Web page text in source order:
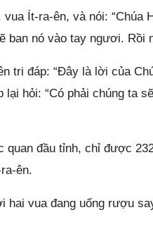
Ít-ra-ên, và nói: “Chúa
ban nó vào tay ngươi.
tri đáp: “Đây là lời của
hỏi: “Có phải chúng ta
quan đầu tỉnh, chỉ được
ên.
vua đang uống rượu